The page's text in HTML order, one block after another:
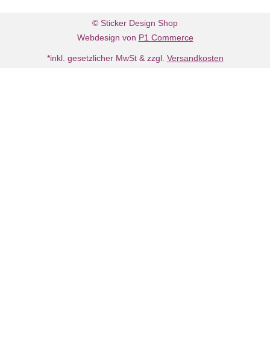
© Sticker Design Shop
Webdesign von P1 Commerce
*inkl. gesetzlicher MwSt & zzgl. Versandkosten